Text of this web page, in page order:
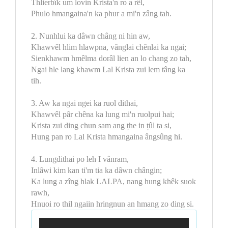
Thlierbîk um lovin Krista'n ro a rêl,
Phulo hmangaina'n ka phur a mi'n zâng tah.
2. Nunhlui ka dâwn châng ni hin aw,
Khawvêl hlim hlawpna, vânglai chênlai ka ngai;
Sienkhawm hmêlma dorâl lien an lo chang zo tah,
Ngai hle lang khawm Lal Krista zui lem tâng ka
tih.
3. Aw ka ngai ngei ka ruol dithai,
Khawvêl pâr chêna ka lung mi'n ruolpui hai;
Krista zui ding chun sam ang țhe in țûl ta si,
Hung pan ro Lal Krista hmangaina ângsûng hi.
4. Lungdithai po leh I vânram,
Inlâwi kim kan ti'm tia ka dâwn chângin;
Ka lung a zîng hlak LALPA, nang hung khêk suok
rawh,
Hnuoi ro thil ngaiin hringnun an hmang zo ding si.